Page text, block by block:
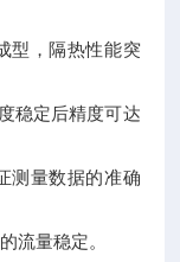
型，隔热性能突
稳定后精度可达
测量数据的准确
流量稳定。